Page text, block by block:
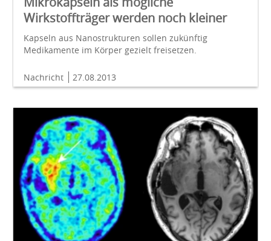
Wirkstoffträger werden noch kleiner
Kapseln aus Nanostrukturen sollen zukünftig
Medikamente im Körper gezielt freisetzen.
Nachricht 27.08.2013